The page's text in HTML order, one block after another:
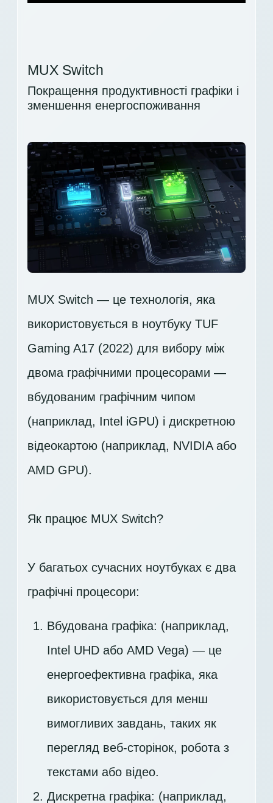
MUX Switch
Покращення продуктивності графіки і
зменшення енергоспоживання
MUX Switch — це технологія, яка
використовується в ноутбуку TUF
Gaming A17 (2022) для вибору між
двома графічними процесорами —
вбудованим графічним чипом
(наприклад, Intel iGPU) і дискретною
відеокартою (наприклад, NVIDIA або
AMD GPU).
Як працює MUX Switch?
У багатьох сучасних ноутбуках є два
графічні процесори:
Вбудована графіка: (наприклад,
Intel UHD або AMD Vega) — це
енергоефективна графіка, яка
використовується для менш
вимогливих завдань, таких як
перегляд веб-сторінок, робота з
текстами або відео.
Дискретна графіка: (наприклад,